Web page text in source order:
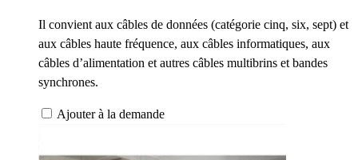
Il convient aux câbles de données (catégorie cinq, six, sept) et
aux câbles haute fréquence, aux câbles informatiques, aux
câbles d’alimentation et autres câbles multibrins et bandes
synchrones.
Ajouter à la demande